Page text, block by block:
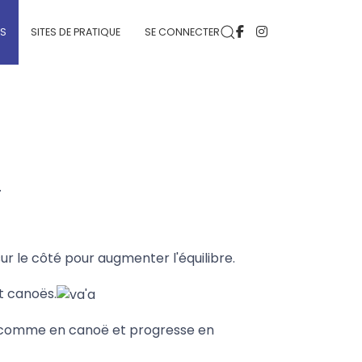
SITES DE PRATIQUE SE CONNECTER
le côté pour augmenter l'équilibre.
canoës.
en canoë et progresse en